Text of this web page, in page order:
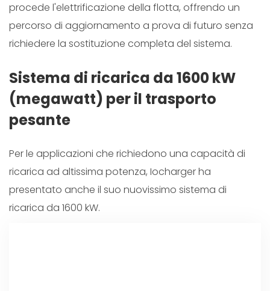
procede l'elettrificazione della flotta, offrendo un
percorso di aggiornamento a prova di futuro senza
richiedere la sostituzione completa del sistema.
Sistema di ricarica da 1600 kW
(megawatt) per il trasporto
pesante
Per le applicazioni che richiedono una capacità di
ricarica ad altissima potenza, Iocharger ha
presentato anche il suo nuovissimo sistema di
ricarica da 1600 kW.